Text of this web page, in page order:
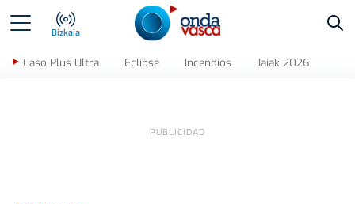
Bizkaia
Caso Plus Ultra Eclipse Incendios Jaiak 2026